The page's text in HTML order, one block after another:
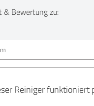
& Bewertung zu:
Reiniger